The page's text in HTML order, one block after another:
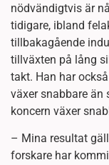
nödvändigtvis är
tidigare, ibland
tillbakagående
tillväxten på lång
takt. Han har
växer snabbare än
koncern växer
– Mina resultat
forskare har